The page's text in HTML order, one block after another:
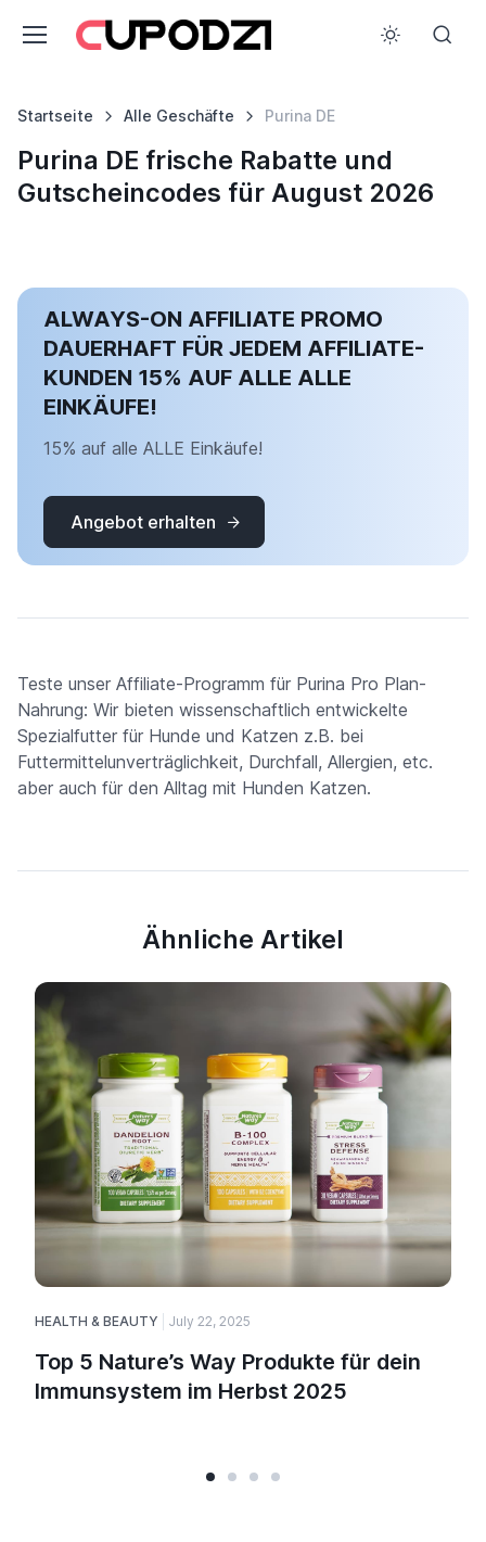
Startseite Alle Geschäfte Purina DE
Purina DE frische Rabatte und
Gutscheincodes für August 2026
ALWAYS-ON AFFILIATE PROMO
DAUERHAFT FÜR JEDEM AFFILIATE-
KUNDEN 15% AUF ALLE ALLE
EINKÄUFE!
15% auf alle ALLE Einkäufe!
Angebot erhalten
Teste unser Affiliate-Programm für Purina Pro Plan-
Nahrung: Wir bieten wissenschaftlich entwickelte
Spezialfutter für Hunde und Katzen z.B. bei
Futtermittelunverträglichkeit, Durchfall, Allergien, etc.
aber auch für den Alltag mit Hunden Katzen.
Ähnliche Artikel
HEALTH & BEAUTY July 22, 2025
Top 5 Nature’s Way Produkte für dein
Immunsystem im Herbst 2025